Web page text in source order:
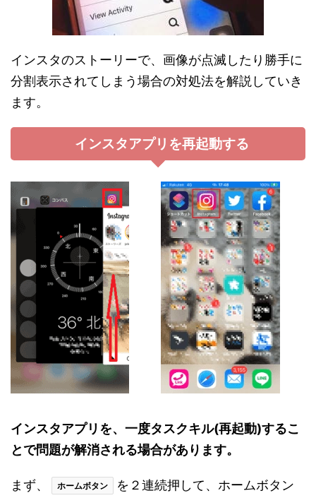
インスタのストーリーで、画像が点滅したり勝手に
分割表示されてしまう場合の対処法を解説していき
ます。
インスタアプリを再起動する
インスタアプリを、一度タスクキル(再起動)するこ
とで問題が解消される場合があります。
まず、 ホームボタン
を２連続押して、ホームボタン